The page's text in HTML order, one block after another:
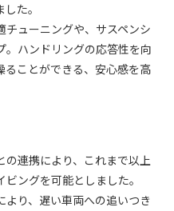
た。
ューニングや、サスペンシ
。ハンドリングの応答性を向
ことができる、安心感を高
連携により、これまで以上
ングを可能としました。
り、遅い車両への追いつき